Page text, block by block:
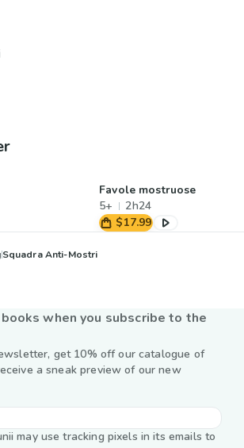
Favole mostruose
5+
2h24
$17.99
Squadra Anti-Mostri
when you subscribe to the
get 10% off our catalogue of
a sneak preview of our new
may use tracking pixels in its emails to